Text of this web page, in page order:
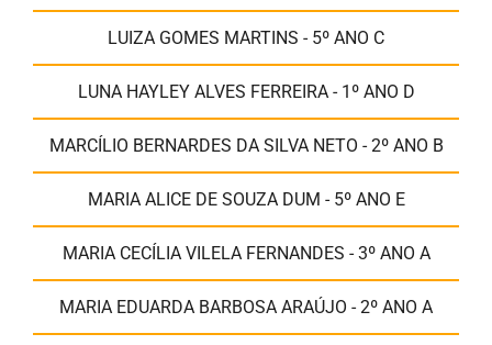
LUIZA GOMES MARTINS - 5º ANO C
LUNA HAYLEY ALVES FERREIRA - 1º ANO D
MARCÍLIO BERNARDES DA SILVA NETO - 2º ANO B
MARIA ALICE DE SOUZA DUM - 5º ANO E
MARIA CECÍLIA VILELA FERNANDES - 3º ANO A
MARIA EDUARDA BARBOSA ARAÚJO - 2º ANO A